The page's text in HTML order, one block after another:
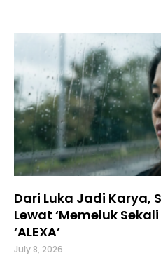
Dari Luka Jadi Karya,
Lewat ‘Memeluk
‘ALEXA’
July 8, 2026